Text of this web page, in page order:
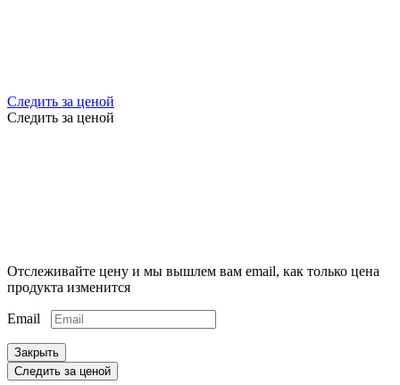
Следить за ценой
Следить за ценой
Отслеживайте цену и мы вышлем вам email, как только цена
продукта изменится
Email
Закрыть
Следить за ценой